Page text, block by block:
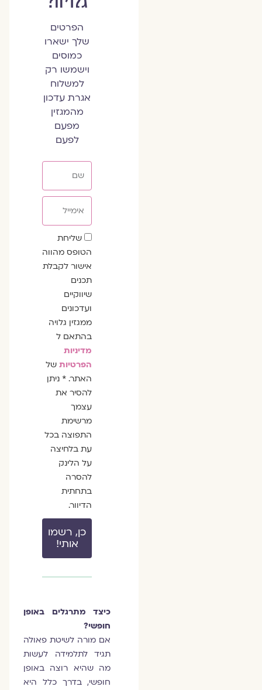
הפרטים
שלך ישארו
כמוסים
וישמשו רק
למשלוח
אגרת עדכון
מהמגזין
מפעם
לפעם
שדה
הסכמה
שליחת
הטופס מהווה
אישור לקבלת
תכנים
שיווקיים
ועדכונים
ממגזין גלויה
בהתאם ל
מדיניות
הפרטיותשל
האתר. * ניתן
להסיר את
עצמך
מרשימת
התפוצה בכל
עת בלחיצה
על הלינק
להסרה
בתחתית
הדיוור.
כן, רשמו
אותי!
כיצד מתרגלים באופן
חופשי?
אם מורה לשיטת פאולה
תגיד לתלמידה לעשות
מה שהיא רוצה באופן
חופשי, בדרך כלל היא